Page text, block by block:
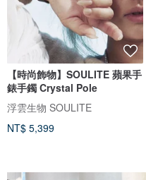
【時尚飾物】SOULITE 蘋果手
錶手鐲 Crystal Pole
浮雲生物 SOULITE
NT$ 5,399